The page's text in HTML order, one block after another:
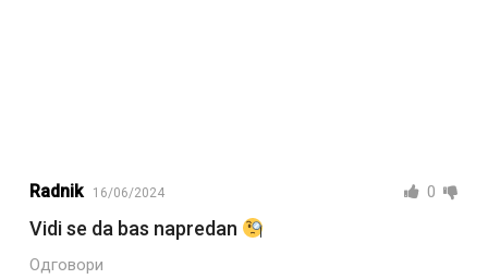
Radnik 16/06/2024 0
Vidi se da bas napredan
Одговори